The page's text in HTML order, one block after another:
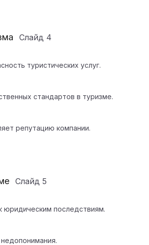
Слайд 4
туристических услуг.
стандартов в туризме.
репутацию компании.
Слайд 5
юридическим последствиям.